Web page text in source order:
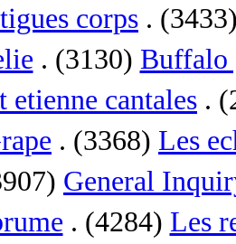
corps .
. (3130) Buffalo
etienne cantales .
. (3368) Les
General
. (4284) Les